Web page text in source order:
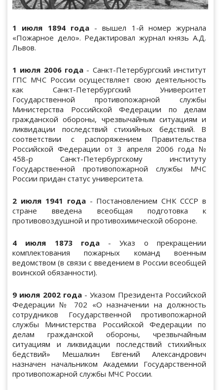
1 июля 1894 года- вышел 1-й номер журнала
«Пожарное дело». Редактировал журнал князь А.Д.
Львов.
1 июля 2006 года - Санкт-Петербургский институт
ГПС МЧС России осуществляет свою деятельность
как Санкт-Петербургский Университет
Государственной противопожарной службы
Министерства Российской Федерации по делам
гражданской обороны, чрезвычайным ситуациям и
ликвидации последствий стихийных бедствий. В
соответствии с распоряжением Правительства
Российской Федерации от 3 апреля 2006 года №
458-р Санкт-Петербургскому институту
Государственной противопожарной службы МЧС
России придан статус университета.
2 июля 1941 года- Постановлением СНК СССР в
стране введена всеобщая подготовка к
противовоздушной и противохимической обороне.
4 июля 1873 года- Указ о прекращении
комплектования пожарных команд военным
ведомством (в связи с введением в России всеобщей
воинской обязанности).
9 июля 2002 года- Указом Президента Российской
Федерации № 702 «О назначении на должность
сотрудников Государственной противопожарной
службы Министерства Российской Федерации по
делам гражданской обороны, чрезвычайным
ситуациям и ликвидации последствий стихийных
бедствий» Мешалкин Евгений Александрович
назначен начальником Академии Государственной
противопожарной службы МЧС России.